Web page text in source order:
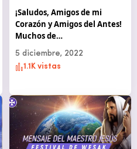
¡Saludos, Amigos de mi
Corazón y Amigos del Antes!
Muchos de…
5 diciembre, 2022
1.1K vistas